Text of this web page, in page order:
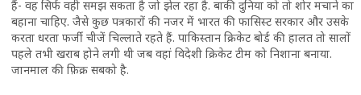
हैं- वह सिर्फ वही समझ सकता है जो झेल रहा है. बाकी दुनिया को तो शोर मचाने का
बहाना चाहिए. जैसे कुछ पत्रकारों की नजर में भारत की फासिस्ट सरकार और उसके
करता धरता फर्जी चीजें चिल्लाते रहते हैं. पाकिस्तान क्रिकेट बोर्ड की हालत तो सालों
पहले तभी खराब होने लगी थी जब वहां विदेशी क्रिकेट टीम को निशाना बनाया.
जानमाल की फ़िक्र सबको है.